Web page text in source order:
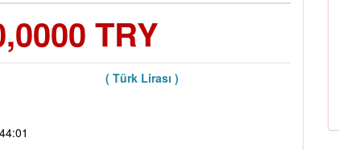
TRY
( Türk Lirası )